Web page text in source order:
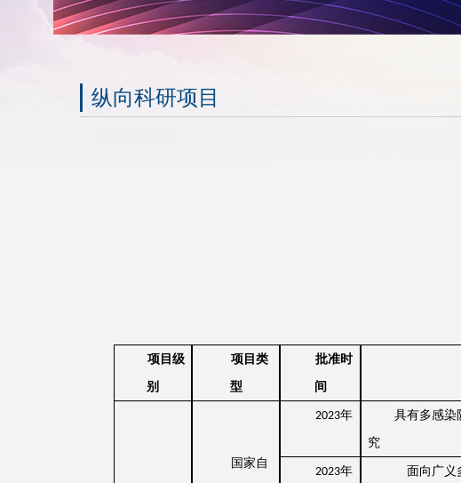
纵向科研项目
项目级
别
项目类
型
批准时
间
国家自
2023年 具有多感染
究
2023年 面向广义